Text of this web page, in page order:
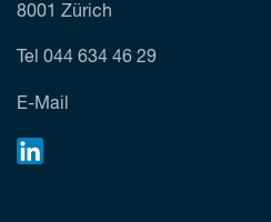
8001 Zürich
Tel 044 634 46 29
E-Mail